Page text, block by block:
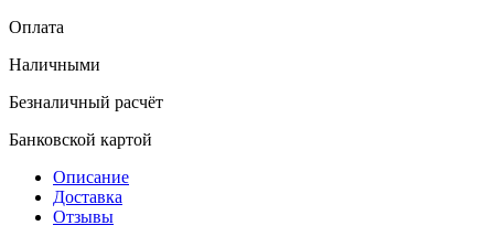
Оплата
Наличными
Безналичный расчёт
Банковской картой
Описание
Доставка
Отзывы